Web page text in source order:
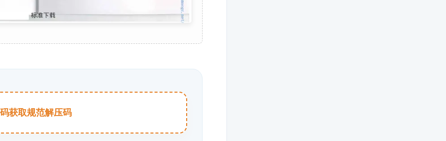
获取规范解压码